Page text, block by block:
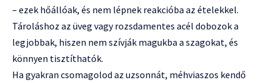
– ezek hőállóak, és nem lépnek reakcióba az ételekkel.
Tároláshoz az üveg vagy rozsdamentes acél dobozok a
legjobbak, hiszen nem szívják magukba a szagokat, és
könnyen tisztíthatók.
Ha gyakran csomagolod az uzsonnát, méhviaszos kendő